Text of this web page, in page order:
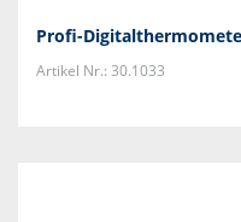
Profi-
Artikel Nr.: 30.1033